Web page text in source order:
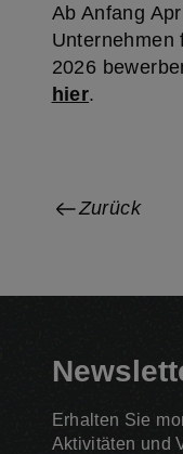
Ab Anfang
Unternehmen
2026
hier.
Zurück
Erhalten Sie
Aktivitäten und